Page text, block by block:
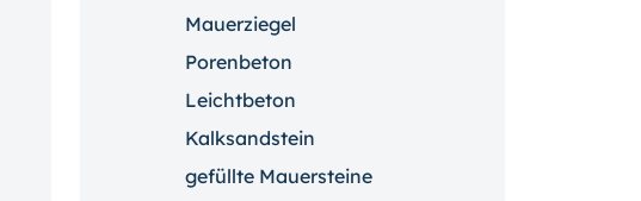
Mauerziegel
Porenbeton
Leichtbeton
Kalksandstein
gefüllte Mauersteine